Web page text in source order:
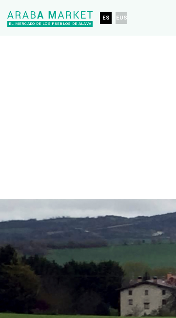
EL MERCADO DE LOS PUEBLOS DE ÁLAVA
ES EUS